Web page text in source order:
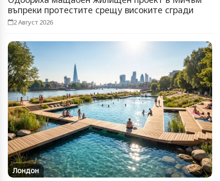
въпреки протестите срещу високите сгради
2 Август 2026
Лондон